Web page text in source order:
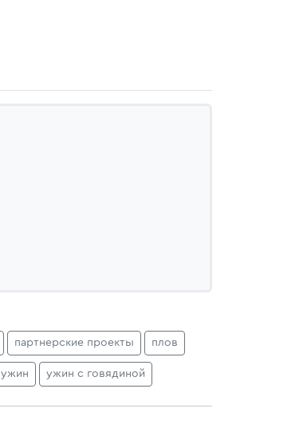
партнерские проекты плов
ужин ужин с говядиной